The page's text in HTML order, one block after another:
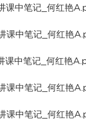
课中笔记_何红艳
课中笔记_何红艳
课中笔记_何红艳
课中笔记_何红艳
课中笔记_何红艳